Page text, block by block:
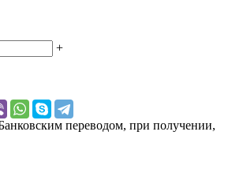
+
переводом, при получении,